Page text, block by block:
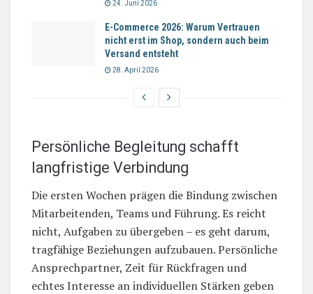
24. Juni 2026
E-Commerce 2026: Warum Vertrauen
nicht erst im Shop, sondern auch beim
Versand entsteht
28. April 2026
Persönliche Begleitung schafft
langfristige Verbindung
Die ersten Wochen prägen die Bindung zwischen
Mitarbeitenden, Teams und Führung. Es reicht
nicht, Aufgaben zu übergeben – es geht darum,
tragfähige Beziehungen aufzubauen. Persönliche
Ansprechpartner, Zeit für Rückfragen und
echtes Interesse an individuellen Stärken geben